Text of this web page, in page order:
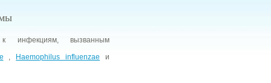
инфекциям, вызванным
, Haemophilus influenzae и